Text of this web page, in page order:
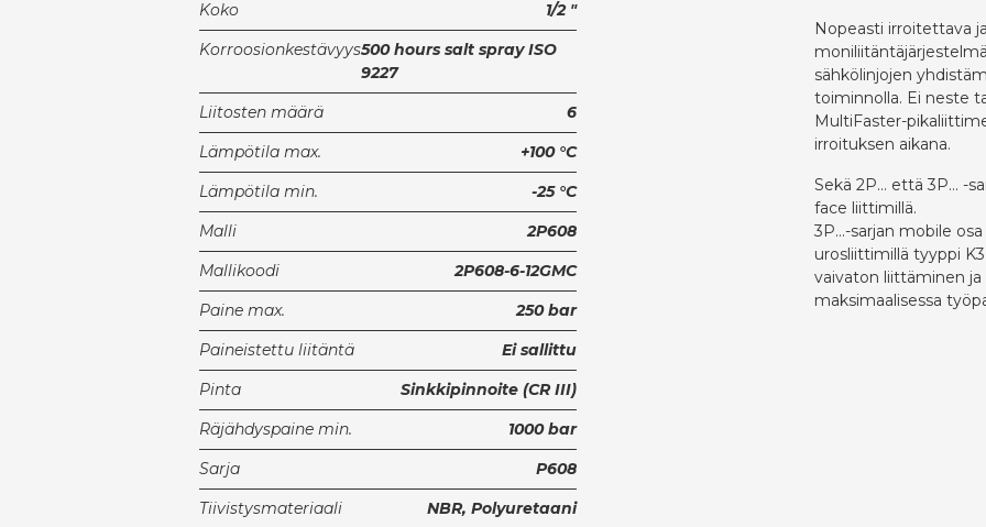
Koko
1/2 "
Korroosionkestävyys500 hours salt spray ISO
9227
Liitosten määrä
6
Lämpötila max.
+100 °C
Lämpötila min.
-25 °C
Malli
2P608
Mallikoodi
2P608-6-12GMC
Paine max.
250 bar
Paineistettu liitäntä
Ei sallittu
Pinta
Sinkkipinnoite (CR III)
Räjähdyspaine min.
1000 bar
Sarja
P608
Tiivistysmateriaali
NBR, Polyuretaani
Nopeasti irroitettava
sähkölinjojen
toiminnolla. Ei neste
MultiFaster-
irroituksen aikana.
Sekä 2P... että 3P... -
face liittimillä.
3P...-sarjan mobile
urosliittimillä tyyppi
vaivaton liittäminen
maksimaalisessa